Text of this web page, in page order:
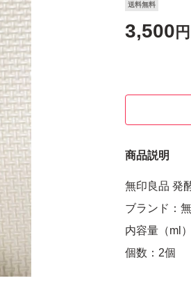
送料無料
3,500 円
商品説明
無印良品 発
ブランド：
内容量（ml
個数：2個